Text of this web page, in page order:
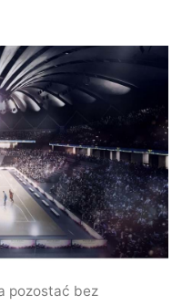
pozostać bez